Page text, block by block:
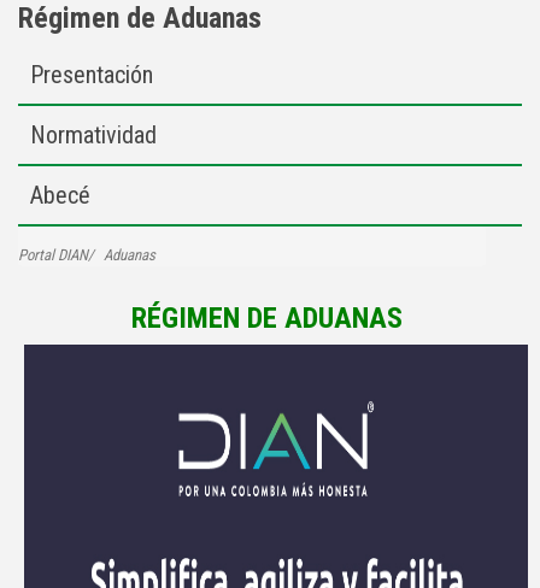
Régimen de Aduanas
Presentación
Normatividad
Abecé
Portal DIAN Aduanas
RÉGIMEN DE ADUANAS